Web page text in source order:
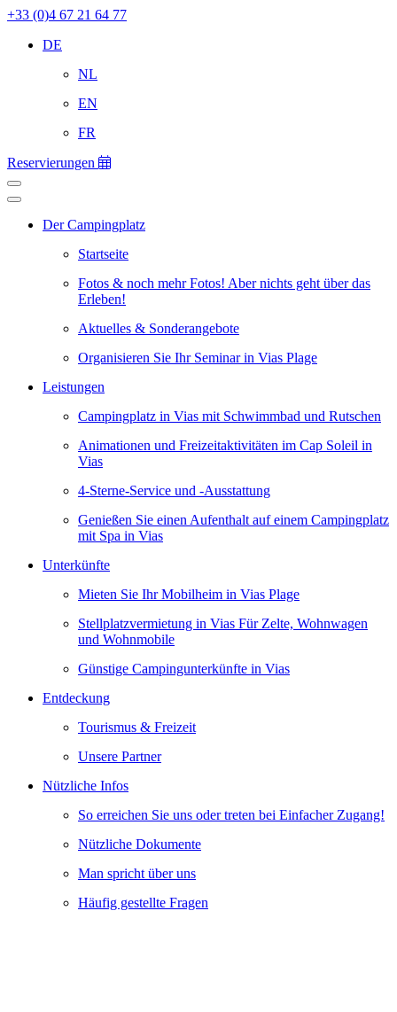
+33 (0)4 67 21 64 77
DE
NL
EN
FR
Reservierungen
Der Campingplatz
Startseite
Fotos & noch mehr Fotos! Aber nichts geht über das
Erleben!
Aktuelles & Sonderangebote
Organisieren Sie Ihr Seminar in Vias Plage
Leistungen
Campingplatz in Vias mit Schwimmbad und Rutschen
Animationen und Freizeitaktivitäten im Cap Soleil in
Vias
4-Sterne-Service und -Ausstattung
Genießen Sie einen Aufenthalt auf einem Campingplatz
mit Spa in Vias
Unterkünfte
Mieten Sie Ihr Mobilheim in Vias Plage
Stellplatzvermietung in Vias Für Zelte, Wohnwagen
und Wohnmobile
Günstige Campingunterkünfte in Vias
Entdeckung
Tourismus & Freizeit
Unsere Partner
Nützliche Infos
So erreichen Sie uns oder treten bei Einfacher Zugang!
Nützliche Dokumente
Man spricht über uns
Häufig gestellte Fragen